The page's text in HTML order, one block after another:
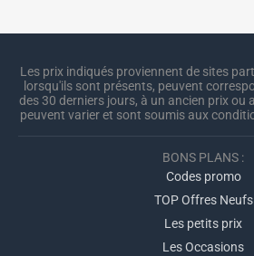
Les prix indiqués proviennent de sites
lorsqu'ils sont présents, peuvent
des 30 derniers jours, à un ancien prix ou
peuvent varier et sont soumis aux
BONS PLANS :
Codes promo
TOP Offres Neufs
Les petits prix
Les Occasions